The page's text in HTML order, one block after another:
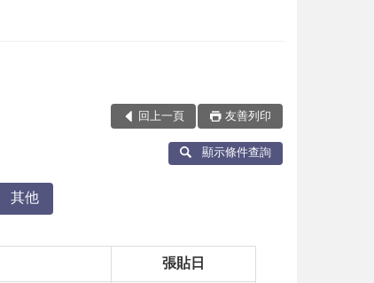
回上一頁 友善列印
顯示條件查詢
其他
張貼日